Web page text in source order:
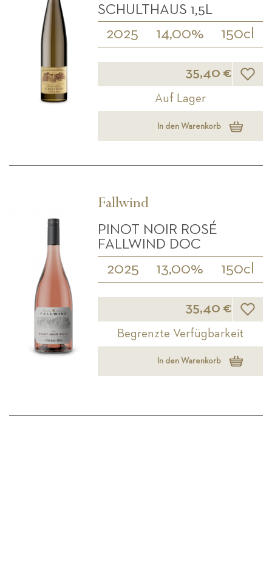
CHULTHAUS 1,5L
2025 14,00% 150cl
35,40 €
Auf Lager
In den Warenkorb
Fallwind
PINOT NOIR ROSÉ
FALLWIND DOC
2025 13,00% 150cl
35,40 €
Begrenzte Verfügbarkeit
In den Warenkorb